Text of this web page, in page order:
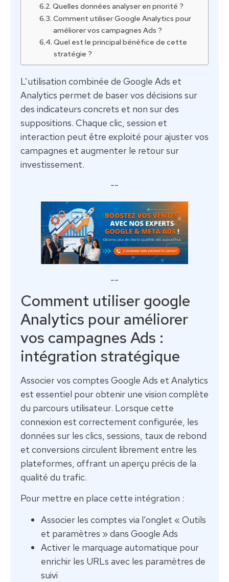
Quelles données analyser en priorité ?
Comment utiliser Google Analytics pour
améliorer vos campagnes Ads ?
Quel est le principal bénéfice de cette
stratégie ?
L’utilisation combinée de Google Ads et
Analytics permet de baser vos décisions sur
des indicateurs concrets et non sur des
suppositions. Chaque clic, session et
interaction peut être exploité pour ajuster vos
campagnes et augmenter le retour sur
investissement.
--
--
Comment utiliser google
Analytics pour améliorer
vos campagnes Ads :
intégration stratégique
Associer vos comptes Google Ads et Analytics
est essentiel pour obtenir une vision complète
du parcours utilisateur. Lorsque cette
connexion est correctement configurée, les
données sur les clics, sessions, taux de rebond
et conversions circulent librement entre les
plateformes, offrant un aperçu précis de la
qualité du trafic.
Pour mettre en place cette intégration :
Associer les comptes via l’onglet « Outils
et paramètres » dans Google Ads
Activer le marquage automatique pour
enrichir les URLs avec les paramètres de
suivi